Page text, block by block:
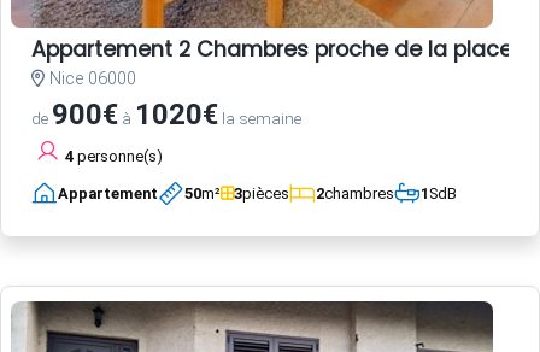
Appartement 2 Chambres proche de la place
Nice 06000
de 900€ à 1020€ la semaine
4 personne(s)
Appartement 50m² 3pièces 2chambres 1SdB